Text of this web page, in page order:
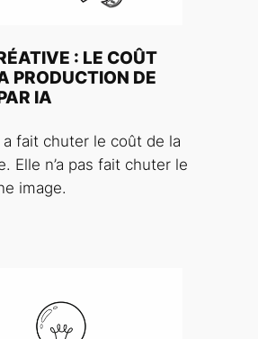
: LE COÛT
PRODUCTION DE
IA
a fait chuter le coût de la
Elle n’a pas fait chuter le
image.